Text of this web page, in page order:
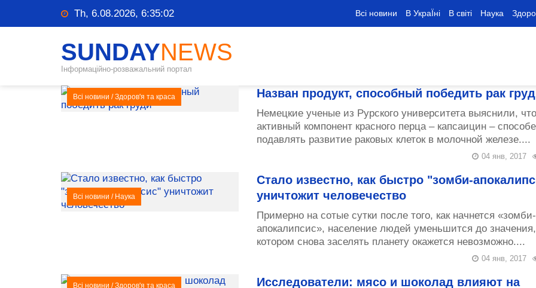
Th, 6.08.2026, 6:35:02 Всі новини В УкраЇні В світі Наука
SUNDAYNEWS
Інформаційно-розважальний портал
Всі новини /Здоров'я та краса Назван продукт, способный победить рак
Немецкие ученые из Рурского университета выяснили, что
активный компонент красного перца – капсаицин –
подавлять развитие раковых клеток в молочной железе....
04 янв, 2017
Всі новини / Наука
Стало известно, как быстро "зомби-
уничтожит человечество
Примерно на сотые сутки после того, как начнется «зомби-
апокалипсис», население людей уменьшится до
котором снова заселять планету окажется невозможно....
04 янв, 2017
Всі новини /Здоров'я та краса
Исследователи: мясо и шоколад влияют на